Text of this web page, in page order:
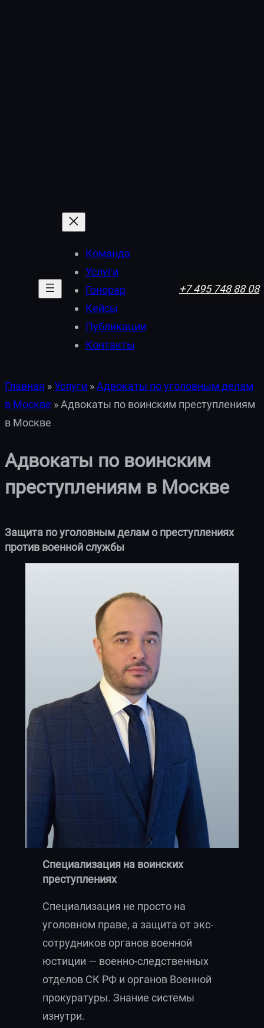
Команда
Услуги
Гонорар
Кейсы
Публикации
Контакты
+7 495 748 88 08
Главная »Услуги »Адвокаты по уголовным делам
в Москве »Адвокаты по воинским преступлениям
в Москве
Адвокаты по воинским
преступлениям в Москве
Защита по уголовным делам о преступлениях
против военной службы
Специализация на воинских
преступлениях
Специализация не просто на
уголовном праве, а защита от экс-
сотрудников органов военной
юстиции — военно-следственных
отделов СК РФ и органов Военной
прокуратуры. Знание системы
изнутри.